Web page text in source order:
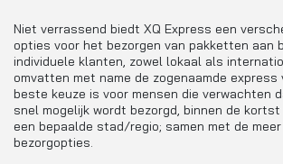
Niet verrassend biedt XQ Express een
opties voor het bezorgen van pakketten aan
individuele klanten, zowel lokaal als
omvatten met name de zogenaamde express
beste keuze is voor mensen die verwachten
snel mogelijk wordt bezorgd, binnen de
een bepaalde stad/regio; samen met de
bezorgopties.